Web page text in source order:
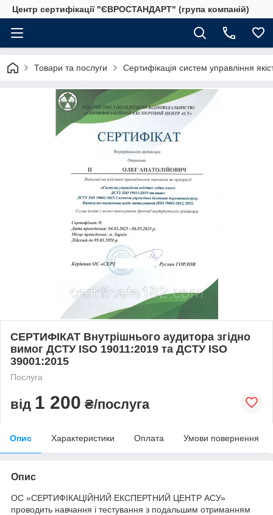
Центр сертифікації "ЄВРОСТАНДАРТ" (група компаній)
Товари та послуги Сертифікація систем управління
СЕРТИФІКАТ Внутрішнього аудитора згідно
вимог ДСТУ ISO 19011:2019 та ДСТУ ISO
39001:2015
Послуга
від 1 200 ₴/послуга
Опис Характеристики Оплата Умови повернення
Опис
ОС «СЕРТИФІКАЦІЙНИЙ ЕКСПЕРТНИЙ ЦЕНТР АСУ»
проводить навчання і тестування з подальшим отриманням